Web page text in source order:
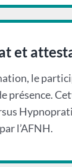
et
le
présence.
par l’AFNH.